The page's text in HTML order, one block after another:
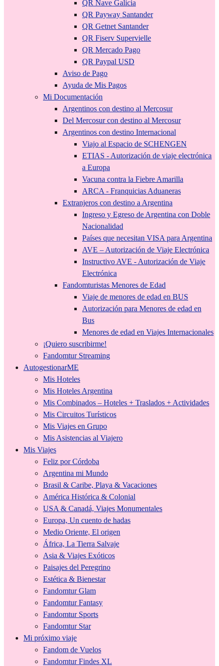
QR Nave Galicia
QR Payway Santander
QR Getnet Santander
QR Fiserv Supervielle
QR Mercado Pago
QR Paypal USD
Aviso de Pago
Ayuda de Mis Pagos
Mi Documentación
Argentinos con destino al Mercosur
Del Mercosur con destino al Mercosur
Argentinos con destino Internacional
Viajo al Espacio de SCHENGEN
ETIAS - Autorización de viaje electrónica
a Europa
Vacuna contra la Fiebre Amarilla
ARCA - Franquicias Aduaneras
Extranjeros con destino a Argentina
Ingreso y Egreso de Argentina con Doble
Nacionalidad
Países que necesitan VISA para Argentina
AVE – Autorización de Viaje Electrónica
Instructivo AVE - Autorización de Viaje
Electrónica
Fandomturistas Menores de Edad
Viaje de menores de edad en BUS
Autorización para Menores de edad en
Bus
Menores de edad en Viajes Internacionales
¡Quiero suscribirme!
Fandomtur Streaming
AutogestionarME
Mis Hoteles
Mis Hoteles Argentina
Mis Combinados – Hoteles + Traslados + Actividades
Mis Circuitos Turísticos
Mis Viajes en Grupo
Mis Asistencias al Viajero
Mis Viajes
Feliz por Córdoba
Argentina mi Mundo
Brasil & Caribe, Playa & Vacaciones
América Histórica & Colonial
USA & Canadá, Viajes Monumentales
Europa, Un cuento de hadas
Medio Oriente, El origen
África, La Tierra Salvaje
Asia & Viajes Exóticos
Paisajes del Peregrino
Estética & Bienestar
Fandomtur Glam
Fandomtur Fantasy
Fandomtur Sports
Fandomtur Star
Mi próximo viaje
Fandom de Vuelos
Fandomtur Findes XL